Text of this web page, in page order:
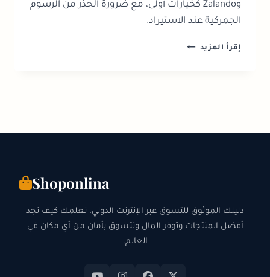
وZalando كخيارات أولى، مع ضرورة الحذر من الرسوم
الجمركية عند الاستيراد.
إقرأ المزيد التسوق
للمتاجر
Shoponlina
دليلك الموثوق للتسوق عبر الإنترنت الدولي. نعلمك كيف تجد
أفضل المنتجات وتوفر المال وتتسوق بأمان من أي مكان في
العالم.